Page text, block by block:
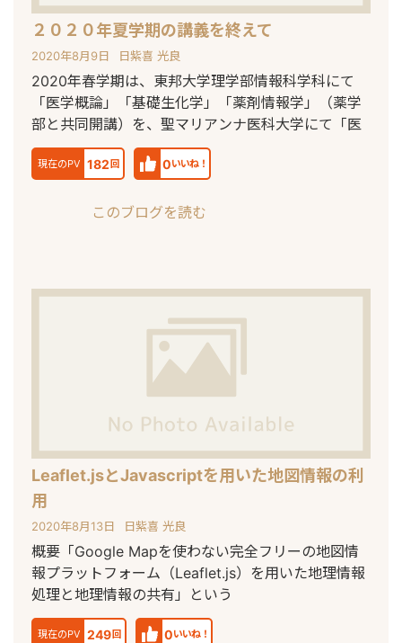
２０２０年夏学期の講義を終えて
2020年8月9日 日紫喜 光良
現在のPV 182 回 0いいね！
2020年春学期は、東邦大学理学部情報科学科にて
「医学概論」「基礎生化学」「薬剤情報学」（薬学
部と共同開講）を、聖マリアンナ医科大学にて「医
このブログを読む
Leaflet.jsとJavascriptを用いた地図情報の利
用
2020年8月13日 日紫喜 光良
現在のPV 249 回 0いいね！
概要「Google Mapを使わない完全フリーの地図情
報プラットフォーム（Leaflet.js）を用いた地理情報
処理と地理情報の共有」という